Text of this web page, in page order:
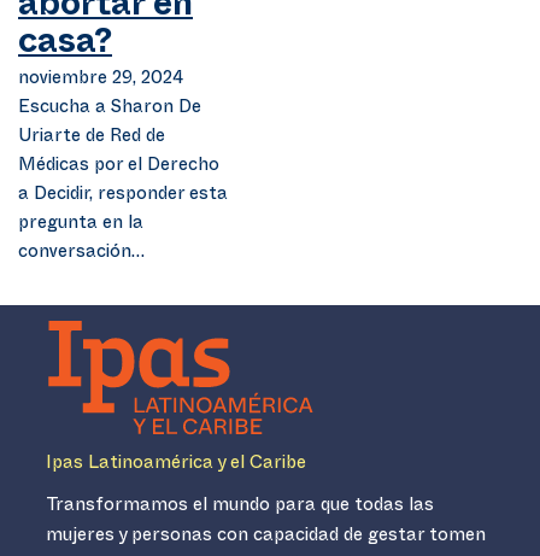
abortar en
casa?
noviembre 29, 2024
Escucha a Sharon De
Uriarte de Red de
Médicas por el Derecho
a Decidir, responder esta
pregunta en la
conversación…
Ipas Latinoamérica y el Caribe
Transformamos el mundo para que todas las
mujeres y personas con capacidad de gestar tomen